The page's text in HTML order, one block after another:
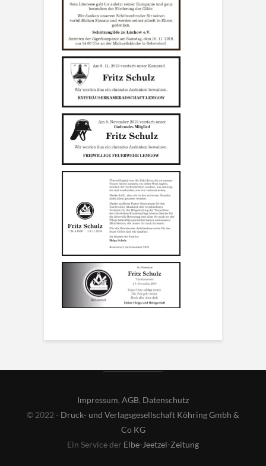
Impressum, AGB, Datenschutz
© 2022 - Druck- und Verlagsgesellschaft Köhring Gmbh &
Co KG
Ein Service der Elbe-Jeetzel-Zeitung